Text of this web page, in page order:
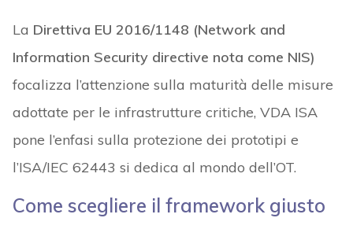
La Direttiva EU 2016/1148 (Network and
Information Security directive nota come NIS)
focalizza l’attenzione sulla maturità delle misure
adottate per le infrastrutture critiche, VDA ISA
pone l’enfasi sulla protezione dei prototipi e
l’ISA/IEC 62443 si dedica al mondo dell’OT.
Come scegliere il framework giusto